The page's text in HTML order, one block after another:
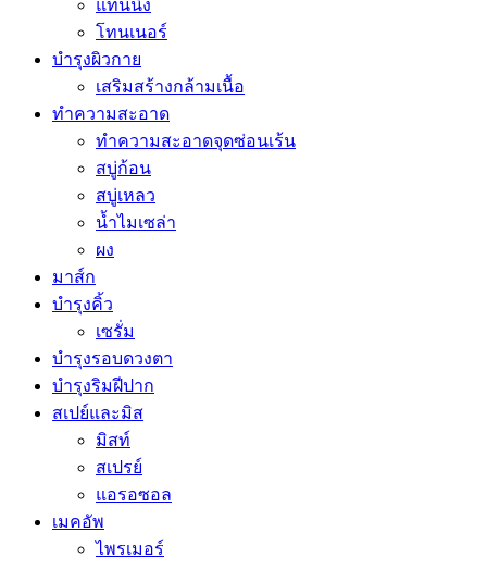
แทนนิ่ง
โทนเนอร์
บำรุงผิวกาย
เสริมสร้างกล้ามเนื้อ
ทำความสะอาด
ทำความสะอาดจุดซ่อนเร้น
สบู่ก้อน
สบู่เหลว
น้ำไมเซล่า
ผง
มาส์ก
บำรุงคิ้ว
เซรั่ม
บำรุงรอบดวงตา
บำรุงริมฝีปาก
สเปย์และมิส
มิสท์
สเปรย์
แอรอซอล
เมคอัพ
ไพรเมอร์